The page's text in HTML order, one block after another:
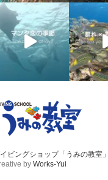
ビングショップ「うみの教室
by Works-Yui